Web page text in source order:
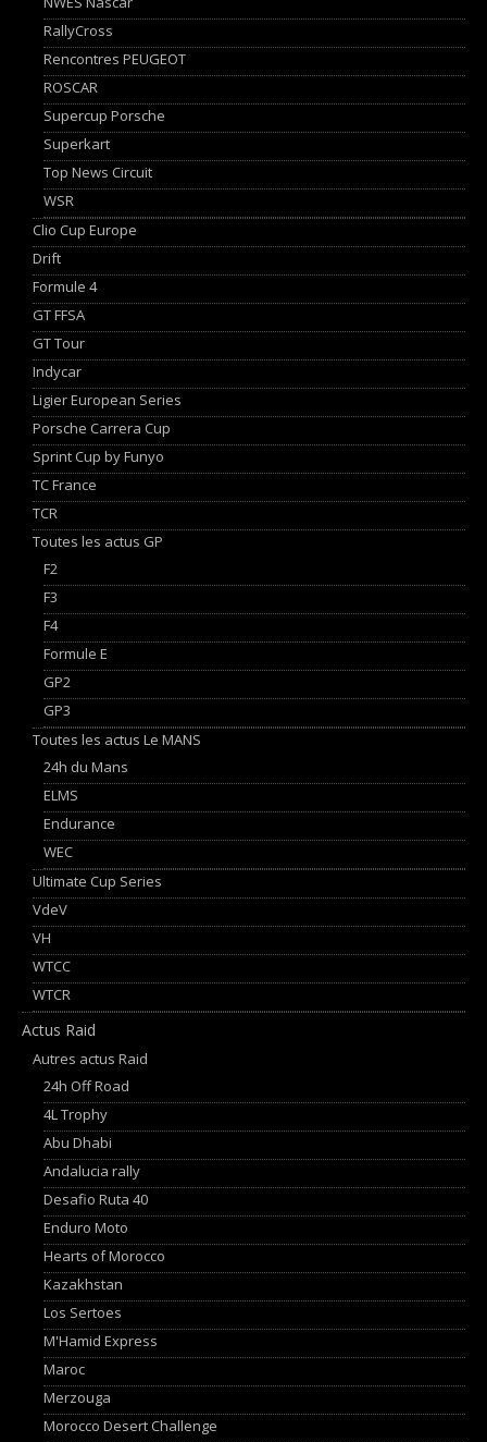
RallyCross
Rencontres PEUGEOT
ROSCAR
Supercup Porsche
Superkart
Top News Circuit
WSR
Clio Cup Europe
Drift
Formule 4
GT FFSA
GT Tour
Indycar
Ligier European Series
Porsche Carrera Cup
Sprint Cup by Funyo
TC France
TCR
Toutes les actus GP
F2
F3
F4
Formule E
GP2
GP3
Toutes les actus Le MANS
24h du Mans
ELMS
Endurance
WEC
Ultimate Cup Series
VdeV
VH
WTCC
WTCR
Actus Raid
Autres actus Raid
24h Off Road
4L Trophy
Abu Dhabi
Andalucia rally
Desafio Ruta 40
Enduro Moto
Hearts of Morocco
Kazakhstan
Los Sertoes
M'Hamid Express
Maroc
Merzouga
Morocco Desert Challenge